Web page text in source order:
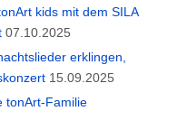
kids mit dem SILA
07.10.2025
erklingen,
15.09.2025
tonArt-Familie